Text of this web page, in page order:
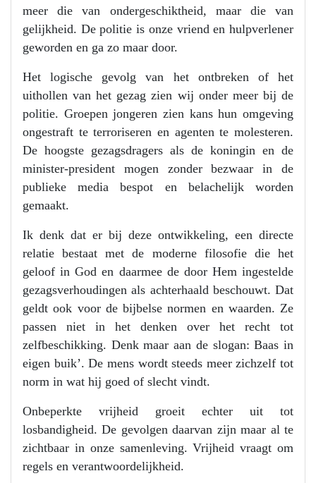
meer die van ondergeschiktheid, maar die van
gelijkheid. De politie is onze vriend en hulpverlener
geworden en ga zo maar door.
Het logische gevolg van het ontbreken of het
uithollen van het gezag zien wij onder meer bij de
politie. Groepen jongeren zien kans hun omgeving
ongestraft te terroriseren en agenten te molesteren.
De hoogste gezagsdragers als de koningin en de
minister-president mogen zonder bezwaar in de
publieke media bespot en belachelijk worden
gemaakt.
Ik denk dat er bij deze ontwikkeling, een directe
relatie bestaat met de moderne filosofie die het
geloof in God en daarmee de door Hem ingestelde
gezagsverhoudingen als achterhaald beschouwt. Dat
geldt ook voor de bijbelse normen en waarden. Ze
passen niet in het denken over het recht tot
zelfbeschikking. Denk maar aan de slogan: Baas in
eigen buik’. De mens wordt steeds meer zichzelf tot
norm in wat hij goed of slecht vindt.
Onbeperkte vrijheid groeit echter uit tot
losbandigheid. De gevolgen daarvan zijn maar al te
zichtbaar in onze samenleving. Vrijheid vraagt om
regels en verantwoordelijkheid.